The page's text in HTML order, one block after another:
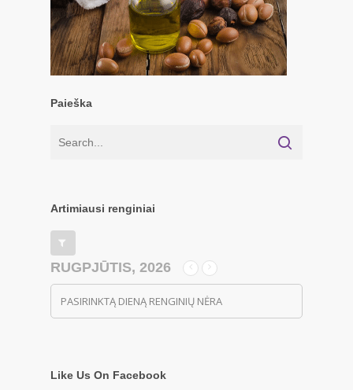
Paieška
Artimiausi renginiai
RUGPJŪTIS, 2026
PASIRINKTĄ DIENĄ RENGINIŲ NĖRA
Like Us On Facebook